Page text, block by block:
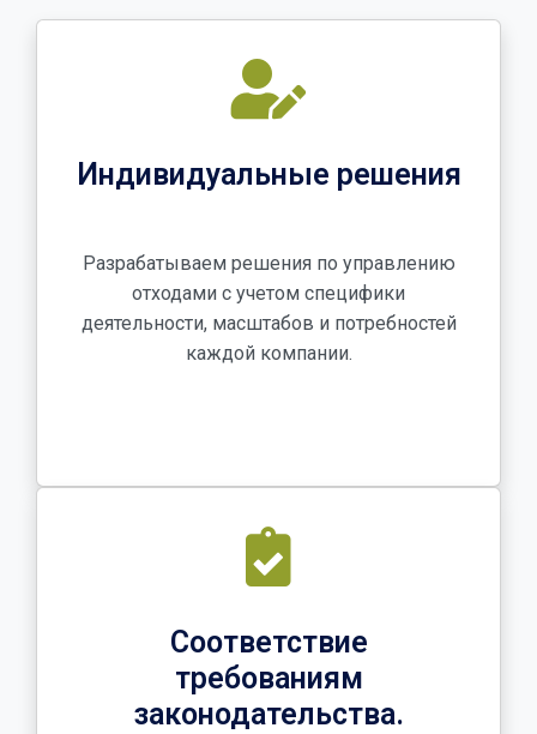
Индивидуальные решения
Разрабатываем решения по управлению
отходами с учетом специфики
деятельности, масштабов и потребностей
каждой компании.
Соответствие
требованиям
законодательства.